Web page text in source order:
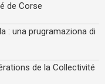
de Corse
: una prugramaziona di
de la Collectivité